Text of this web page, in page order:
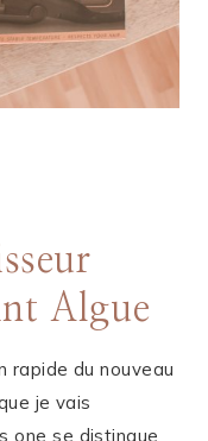
Algue
rapide du nouveau
je vais
one se distingue